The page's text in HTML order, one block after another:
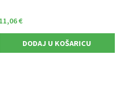
11,06€
DODAJ U KOŠARICU